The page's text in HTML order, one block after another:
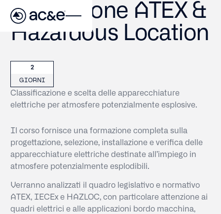
Formazione ATEX &
Hazardous Location
2
GIORNI
Classificazione e scelta delle apparecchiature
elettriche per atmosfere potenzialmente esplosive.
Il corso fornisce una formazione completa sulla
progettazione, selezione, installazione e verifica delle
apparecchiature elettriche destinate all’impiego in
atmosfere potenzialmente esplodibili.
Verranno analizzati il quadro legislativo e normativo
ATEX, IECEx e HAZLOC, con particolare attenzione ai
quadri elettrici e alle applicazioni bordo macchina,